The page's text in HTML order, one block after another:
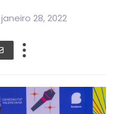
janeiro 28, 2022